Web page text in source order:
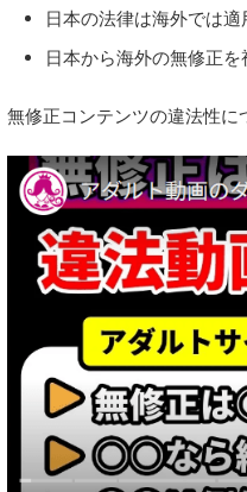
日本の法律は海外では適
日本から海外の無修正
無修正コンテンツの違法性に